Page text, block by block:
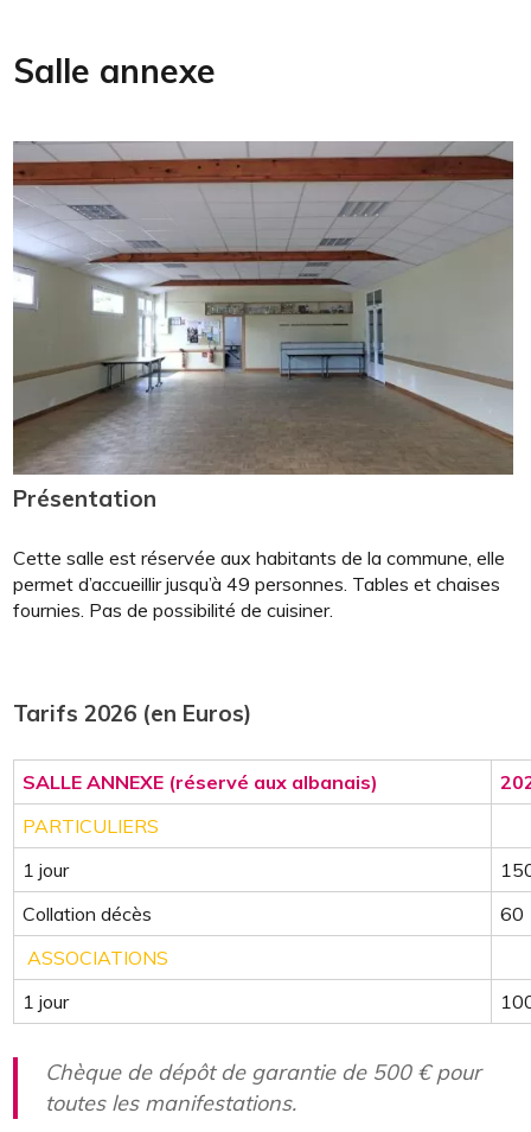
Salle annexe
Présentation
Cette salle est réservée aux habitants de la commune, elle
permet d’accueillir jusqu’à 49 personnes. Tables et chaises
fournies. Pas de possibilité de cuisiner.
Tarifs 2026 (en Euros)
SALLE ANNEXE (réservé aux albanais)
PARTICULIERS
1 jour
Collation décès
60
ASSOCIATIONS
1 jour
Chèque de dépôt de garantie de 500 € pour
toutes les manifestations.